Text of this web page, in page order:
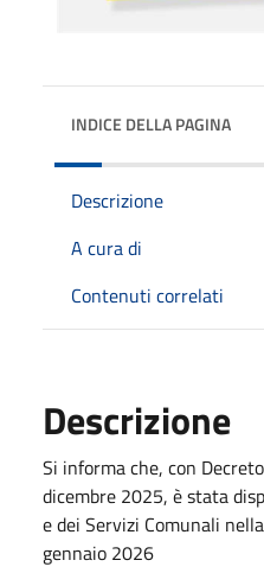
INDICE DELLA PAGINA
Descrizione
A cura di
Contenuti correlati
Descrizione
Si informa che, con
dicembre 2025, è stata
e dei Servizi Comunali
gennaio 2026